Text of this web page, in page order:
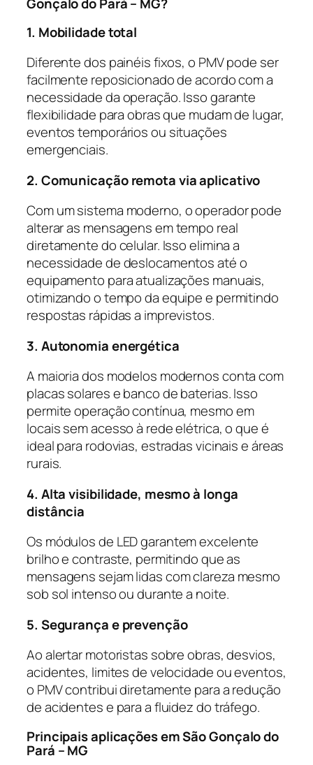
1. Mobilidade total
Diferente dos painéis fixos, o PMV pode ser
facilmente reposicionado de acordo com a
necessidade da operação. Isso garante
flexibilidade para obras que mudam de lugar,
eventos temporários ou situações
emergenciais.
2. Comunicação remota via aplicativo
Com um sistema moderno, o operador pode
alterar as mensagens em tempo real
diretamente do celular. Isso elimina a
necessidade de deslocamentos até o
equipamento para atualizações manuais,
otimizando o tempo da equipe e permitindo
respostas rápidas a imprevistos.
3. Autonomia energética
A maioria dos modelos modernos conta com
placas solares e banco de baterias. Isso
permite operação contínua, mesmo em
locais sem acesso à rede elétrica, o que é
ideal para rodovias, estradas vicinais e áreas
rurais.
4. Alta visibilidade, mesmo à longa
distância
Os módulos de LED garantem excelente
brilho e contraste, permitindo que as
mensagens sejam lidas com clareza mesmo
sob sol intenso ou durante a noite.
5. Segurança e prevenção
Ao alertar motoristas sobre obras, desvios,
acidentes, limites de velocidade ou eventos,
o PMV contribui diretamente para a redução
de acidentes e para a fluidez do tráfego.
Principais aplicações em São Gonçalo do
Pará – MG